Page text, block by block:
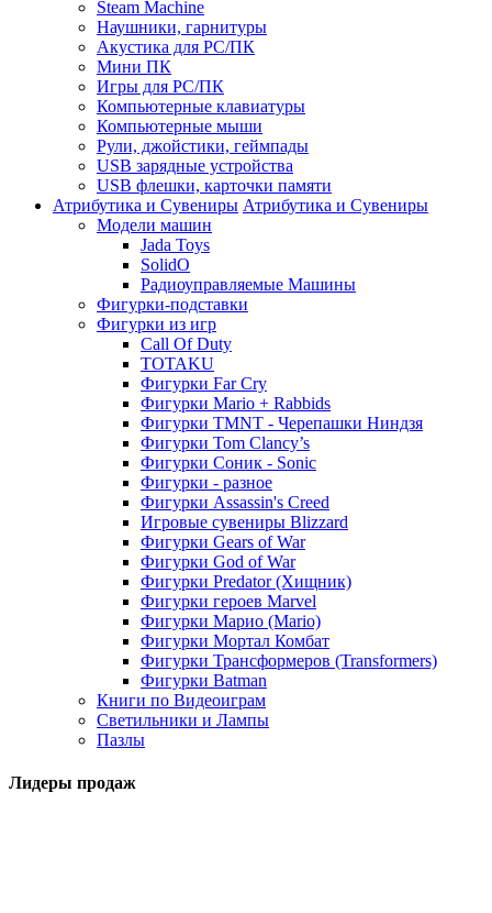
Steam Machine
Наушники, гарнитуры
Акустика для PC/ПК
Мини ПК
Игры для PC/ПК
Компьютерные клавиатуры
Компьютерные мыши
Рули, джойстики, геймпады
USB зарядные устройства
USB флешки, карточки памяти
Атрибутика и Сувениры Атрибутика и Сувениры
Модели машин
Jada Toys
SolidO
Радиоуправляемые Машины
Фигурки-подставки
Фигурки из игр
Call Of Duty
TOTAKU
Фигурки Far Cry
Фигурки Mario + Rabbids
Фигурки TMNT - Черепашки Ниндзя
Фигурки Tom Clancy’s
Фигурки Соник - Sonic
Фигурки - разное
Фигурки Assassin's Creed
Игровые сувениры Blizzard
Фигурки Gears of War
Фигурки God of War
Фигурки Predator (Хищник)
Фигурки героев Marvel
Фигурки Марио (Mario)
Фигурки Мортал Комбат
Фигурки Трансформеров (Transformers)
Фигурки Batman
Книги по Видеоиграм
Светильники и Лампы
Пазлы
Лидеры продаж